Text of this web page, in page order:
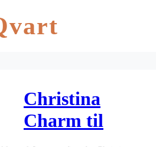
Christina
Charm til
læderarmbånd